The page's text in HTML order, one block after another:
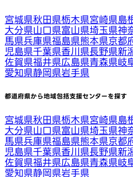
宮城県秋田県栃木県宮崎県島
大分県山口県富山県埼玉県神
馬県兵庫県福島県熊本県京都
児島県千葉県香川県長野県新
佐賀県福井県広島県青森県岐
愛知県静岡県岩手県
都道府県から地域包括支援センターを探す
宮城県秋田県栃木県宮崎県島
大分県山口県富山県埼玉県神
馬県兵庫県福島県熊本県京都
児島県千葉県香川県長野県新
佐賀県福井県広島県青森県岐
愛知県静岡県岩手県